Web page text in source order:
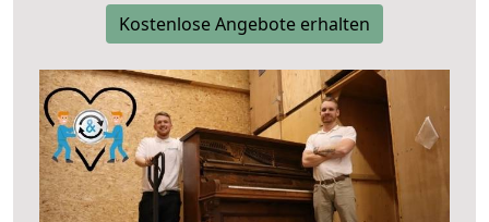
Kostenlose Angebote erhalten